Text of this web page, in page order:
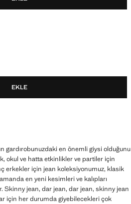
EKLE
gardırobunuzdaki en önemli giysi olduğunu
okul ve hatta etkinlikler ve partiler için
erkekler için jean koleksiyonumuz, klasik
en yeni kesimleri ve kalıpları
Skinny jean, dar jean, dar jean, skinny jean
için her durumda giyebilecekleri çok